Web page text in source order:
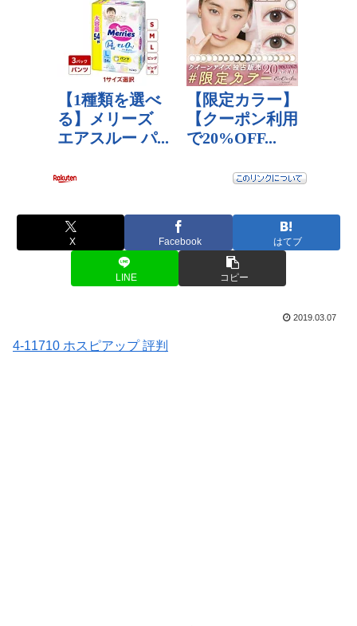
X Facebook はてブ
LINE コピー
2019.03.07
4-11710 ホスピアップ 評判